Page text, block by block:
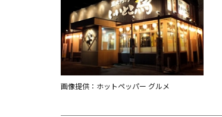
画像提供：ホットペッパー グルメ